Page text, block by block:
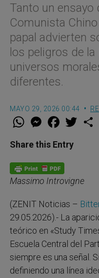
Tanto un ensayo
Comunista
papal advierten
los peligros de la
universos
diferentes.
MAYO 29, 2026 00:44
W
t
s
p
p
M
e
s
e
g
e
F
a
e
b
o
k
w
Share this Entry
Massimo Introvigne
(ZENIT Noticias –
29.05.2026).- La
teórico en «Study
Escuela Central del
siempre es una señal.
definiendo una línea